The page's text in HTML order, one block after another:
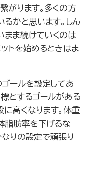
がります。多くの方
るかと思います。しん
まま続けていくのは
ットを始めるときはま
ゴールを設定してあ
とするゴールがある
高くなります。体重
脂肪率を下げるな
りの設定で頑張り